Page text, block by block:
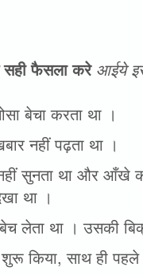
सही फैसला करे आईये
बेचा करता था ।
नहीं पढ़ता था ।
सुनता था और आँखे
था ।
लेता था । उसकी
किया, साथ ही